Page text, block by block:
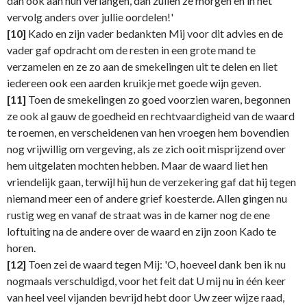
vervolg anders over jullie oordelen!'
[10] Kado en zijn vader bedankten Mij voor dit advies en de
vader gaf opdracht om de resten in een grote mand te
verzamelen en ze zo aan de smekelingen uit te delen en liet
iedereen ook een aarden kruikje met goede wijn geven.
[11] Toen de smekelingen zo goed voorzien waren, begonnen
ze ook al gauw de goedheid en rechtvaardigheid van de waard
te roemen, en verscheidenen van hen vroegen hem bovendien
nog vrijwillig om vergeving, als ze zich ooit misprijzend over
hem uitgelaten mochten hebben. Maar de waard liet hen
vriendelijk gaan, terwijl hij hun de verzekering gaf dat hij tegen
niemand meer een of andere grief koesterde. Allen gingen nu
rustig weg en vanaf de straat was in de kamer nog de ene
loftuiting na de andere over de waard en zijn zoon Kado te
horen.
[12] Toen zei de waard tegen Mij: 'O, hoeveel dank ben ik nu
nogmaals verschuldigd, voor het feit dat U mij nu in één keer
van heel veel vijanden bevrijd hebt door Uw zeer wijze raad,